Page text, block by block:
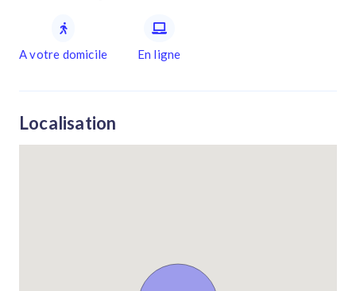
A votre domicile En ligne
Localisation